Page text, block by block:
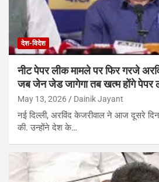
देश-विदेश
नीट पेपर लीक मामले पर फिर गरजे
जब जेन जेड जागेगा तब खत्म होंगे पेपर
May 13, 2026 Dainik Jayant
नई दिल्ली, अरविंद केजरीवाल ने आज दूसरे दिन
की. उन्होंने देश के…